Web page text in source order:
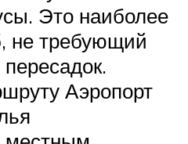
Это наиболее
не требующий
Аэропорт